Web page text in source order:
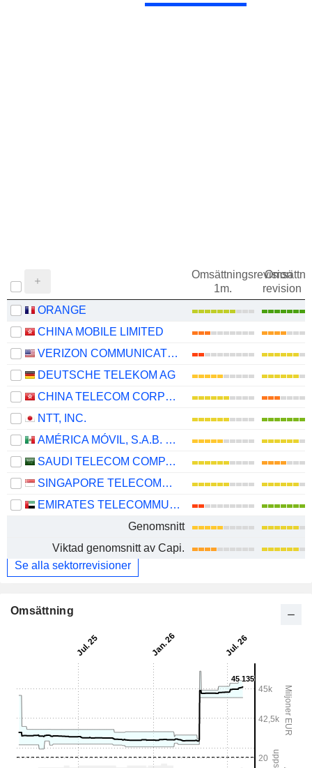
Omsättningsrevision
1m.
revision
ORANGE
CHINA MOBILE LIMITED
VERIZON COMMUNICATIONS, INC.
DEUTSCHE TELEKOM AG
CHINA TELECOM CORPORATION LIMITED
NTT, INC.
AMÉRICA MÓVIL, S.A.B. DE C.V.
SAUDI TELECOM COMPANY
SINGAPORE TELECOMMUNICATIONS LIMITED
EMIRATES TELECOMMUNICATIONS GROUP COMPANY
Genomsnitt
Viktad genomsnitt av Capi.
Se alla sektorrevisioner
Omsättning